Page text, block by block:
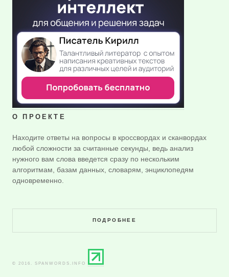
О ПРОЕКТЕ
Находите ответы на вопросы в кроссвордах и сканвордах
любой сложности за считанные секунды, ведь анализ
нужного вам слова введется сразу по нескольким
алгоритмам, базам данных, словарям, энциклопедям
одновременно.
ПОДРОБНЕЕ
© 2016. SPANWORDS.INFO